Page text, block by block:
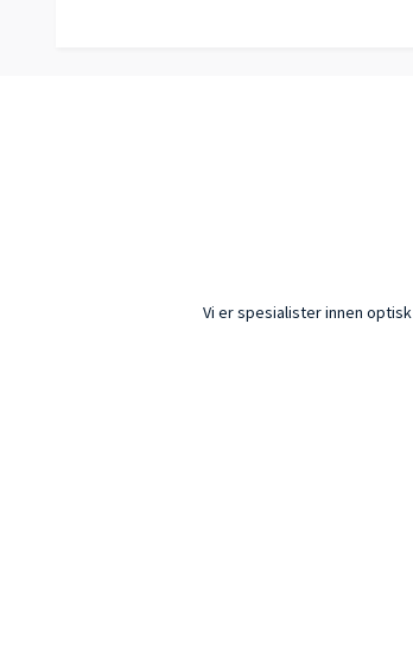
Vi er spesialister innen optisk